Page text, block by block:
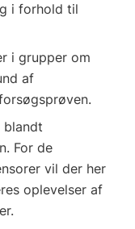
i forhold til
i grupper om
af
blandt
For de
vil der her
oplevelser af